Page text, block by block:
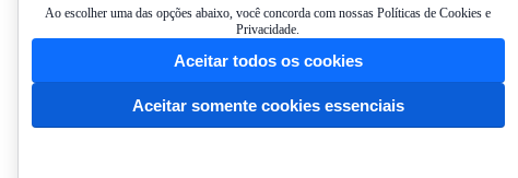
Informações ao Cidadão
Contato
Atos Normativos /
Atos Normativos /
Ao escolher uma das opções abaixo, você concorda com nossas Políticas de Cookies e
Privacidade.
Aceitar todos os cookies
Aceitar somente cookies essenciais